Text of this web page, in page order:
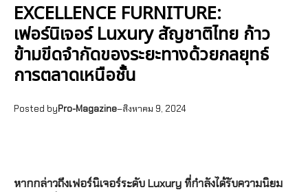
EXCELLENCE FURNITURE:
เฟอร์นิเจอร์ Luxury สัญชาติไทย ก้าว
ข้ามขีดจำกัดของระยะทางด้วยกลยุทธ์
การตลาดเหนือชั้น
Posted byPro-Magazine–สิงหาคม 9, 2024
หากกล่าวถึงเฟอร์นิเจอร์ระดับ Luxury ที่กำลังได้รับความนิยม